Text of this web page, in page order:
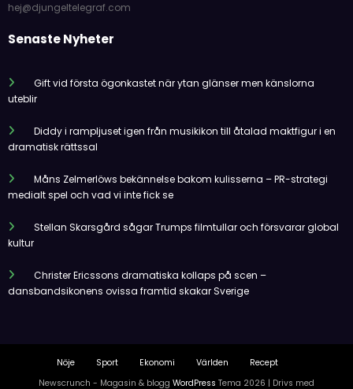
hej@djungeltelegraf.com
Senaste Nyheter
Gift vid första ögonkastet när ytan glänser men känslorna
uteblir
Diddy i rampljuset igen från musikikon till åtalad maktfigur i en
dramatisk rättssal
Måns Zelmerlöws bekännelse bakom kulisserna – PR-strategi
medialt spel och vad vi inte fick se
Stellan Skarsgård sågar Trumps filmtullar och försvarar global
kultur
Christer Ericssons dramatiska kollaps på scen –
dansbandsikonens ovissa framtid skakar Sverige
Nöje Sport Ekonomi Världen
Recept
Newscrunch - Magasin & blogg WordPress Tema 2026 | Drivs med